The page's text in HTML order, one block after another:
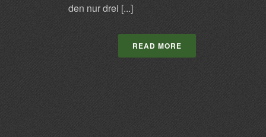
den nur drei [...]
READ MORE